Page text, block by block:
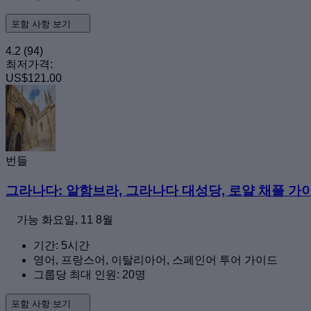
포함 사항 보기
4.2 (94)
최저가격:
US$121.00
번들
그라나다: 알함브라, 그라나다 대성당, 로얄 채플 가
가능 화요일, 11 8월
기간: 5시간
영어, 프랑스어, 이탈리아어, 스페인어 투어 가이드
그룹당 최대 인원: 20명
포함 사항 보기